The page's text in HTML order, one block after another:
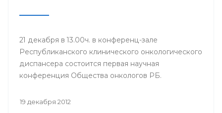
21 декабря в 13.00ч. в конференц-зале
Республиканского клинического онкологического
диспансера состоится первая научная
конференция Общества онкологов РБ.
19 декабря 2012